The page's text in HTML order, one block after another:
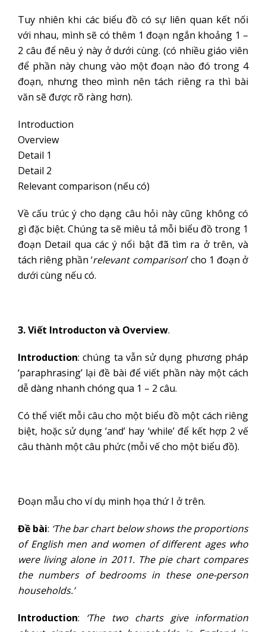
Tuy nhiên khi các biểu đồ có sự liên quan kết nối
với nhau, mình sẽ có thêm 1 đoạn ngắn khoảng 1 –
2 câu để nêu ý này ở dưới cùng. (có nhiều giáo viên
để phần này chung vào một đoạn nào đó trong 4
đoạn, nhưng theo mình nên tách riêng ra thì bài
văn sẽ được rõ ràng hơn).
Introduction
Overview
Detail 1
Detail 2
Relevant comparison (nếu có)
Về cấu trúc ý cho dạng câu hỏi này cũng không có
gì đặc biệt. Chúng ta sẽ miêu tả mỗi biểu đồ trong 1
đoạn Detail qua các ý nổi bật đã tìm ra ở trên, và
tách riêng phần ‘relevant comparison’ cho 1 đoạn ở
dưới cùng nếu có.
3. Viết Introducton và Overview.
Introduction: chúng ta vẫn sử dụng phương pháp
‘paraphrasing’ lại đề bài để viết phần này một cách
dễ dàng nhanh chóng qua 1 – 2 câu.
Có thể viết mỗi câu cho một biểu đồ một cách riêng
biệt, hoặc sử dụng ‘and’ hay ‘while’ để kết hợp 2 vế
câu thành một câu phức (mỗi vế cho một biểu đồ).
Đoạn mẫu cho ví dụ minh họa thứ I ở trên.
Đề bài: ‘The bar chart below shows the proportions
of English men and women of different ages who
were living alone in 2011. The pie chart compares
the numbers of bedrooms in these one-person
households.’
Introduction: ‘The two charts give information